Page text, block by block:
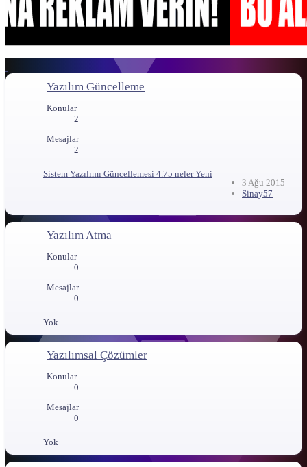
Yazılım Güncelleme
Konular
2
Mesajlar
2
Sistem Yazılımı Güncellemesi 4.75 neler Yeni
3 Ağu 2015
Sinay57
Yazılım Atma
Konular
0
Mesajlar
0
Yok
Yazılımsal Çözümler
Konular
0
Mesajlar
0
Yok